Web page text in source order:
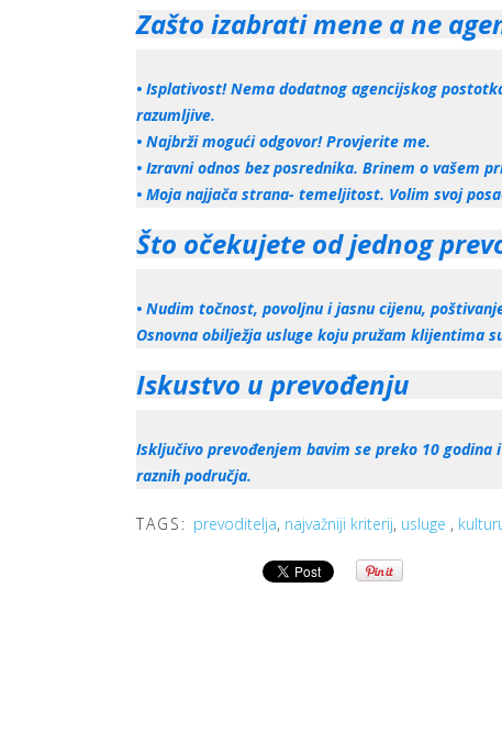
Zašto izabrati mene a ne
• Isplativost! Nema dodatnog agencijskog
razumljive.
• Najbrži mogući odgovor! Provjerite me.
• Izravni odnos bez posrednika. Brinem o vašem
• Moja najjača strana- temeljitost. Volim svoj
Što očekujete od jednog
• Nudim točnost, povoljnu i jasnu cijenu,
Osnovna obilježja usluge koju pružam klijentima
Iskustvo u prevođenju
Isključivo prevođenjem bavim se preko 10
raznih područja.
TAGS: prevoditelja, najvažniji kriterij, usluge ,